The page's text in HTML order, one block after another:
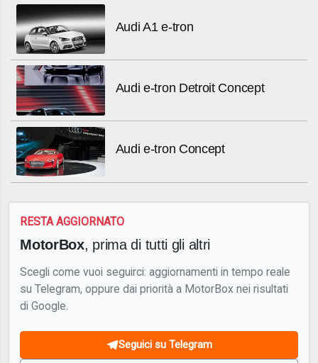
Audi A1 e-tron
Audi e-tron Detroit Concept
Audi e-tron Concept
RESTA AGGIORNATO
MotorBox, prima di tutti gli altri
Scegli come vuoi seguirci: aggiornamenti in tempo reale
su Telegram, oppure dai priorità a MotorBox nei risultati
di Google.
Seguici su Telegram